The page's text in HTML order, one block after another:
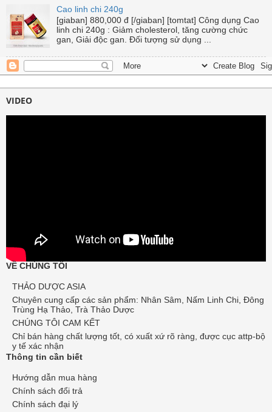
Cao linh chi 240g
[giaban] 880,000 đ [/giaban] [tomtat] Công dụng Cao
linh chi 240g : Giảm cholesterol, tăng cường chức
gan, Giải độc gan. Đối tượng sử dụng ...
VIDEO
VỀ CHÚNG TÔI
THẢO DƯỢC ASIA
Chuyên cung cấp các sản phẩm: Nhân Sâm, Nấm Linh Chi, Đông
Trùng Hạ Thảo, Trà Thảo Dược
CHÚNG TÔI CAM KẾT
Chỉ bán hàng chất lượng tốt, có xuất xứ rõ ràng, được cục attp-bộ
y tế xác nhận
Thông tin cần biết
Hướng dẫn mua hàng
Chính sách đổi trả
Chính sách đại lý